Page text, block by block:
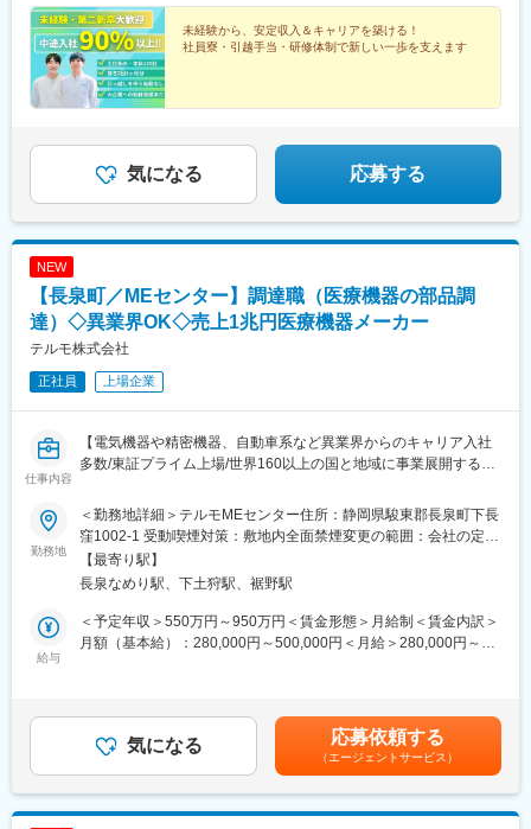
す。選考時にお伝えください。▽遠方から引っ越しをして入社い
ただける方には手当あり！・引越費用及び引越に伴う移動交通費
全額補助・不動産業者との仲介・引越支度金5万円別途支給※弊社
規定あり▽社員寮完備◎U・Ｉターン積極受付中！・引越費用全
額負担・寮費1万円/月＋水道光熱費会社負担・最長3年間利用可能
地域で働きたい方にはとっておきの環境です。
支給
未経験から、安定収入＆キャリアを築ける！
社員寮・引越手当・研修体制で新しい一歩を支えます
気になる 応募する
NEW
【長泉町／MEセンター】調達職（医療機器の部品調
達）◇異業界OK◇売上1兆円医療機器メーカー
テルモ株式会社
正社員 上場企業
仕事内容
【電気機器や精密機器、自動車系など異業界からのキャリア入社
多数/東証プライム上場/世界160以上の国と地域に事業展開する大
■採用背景：
テルモでは、一般家庭用の体温計や血圧計から、病院用の体温
計、血圧計、輸液ポンプなど、医療用電子機器（ME機器）に関す
る幅広い製品ラインナップを持っています。本ポジションでは、
電子医療機器の部品調達力強化のため増員募集をいたします。
■業務内容：
・外部委託先への完成品（半製品）発注業務（基幹発注システム
使用）
・上記の納期交渉と価格折衝
勤務地
＜勤務地詳細＞テルモMEセンター住所：静岡県駿東郡長泉町下長
窪1002-1 受動喫煙対策：敷地内全面禁煙変更の範囲：会社の定め
る事業所（リモートワーク含む）
【最寄り駅】
長泉なめり駅、下土狩駅、裾野駅
給与
＜予定年収＞550万円～950万円＜賃金形態＞月給制＜賃金内訳＞
月額（基本給）：280,000円～500,000円＜月給＞280,000円～
までも目安の金額であり、選考を通じて上下する可能性がありま
す。月給(月額)は固定手当を含めた表記です。
気になる 応募依頼する
（エージェントサービス）